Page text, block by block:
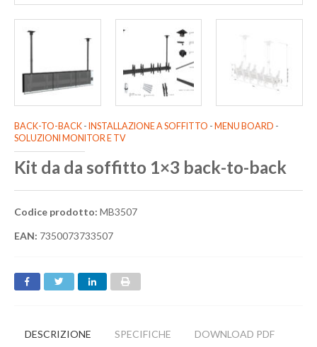
BACK-TO-BACK - INSTALLAZIONE A SOFFITTO - MENU BOARD -
SOLUZIONI MONITOR E TV
Kit da da soffitto 1×3 back-to-back
Codice prodotto: MB3507
EAN: 7350073733507
DESCRIZIONE SPECIFICHE DOWNLOAD PDF